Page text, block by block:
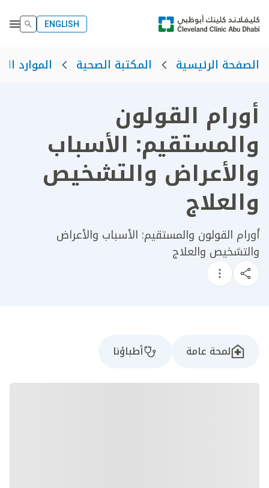
ENGLISH
الصفحة الرئيسية المكتبة الصحية الموارد
أورام القولون
والمستقيم: الأسباب
والأعراض والتشخيص
والعلاج
أورام القولون والمستقيم: الأسباب والأعراض
والتشخيص والعلاج
لمحة عامة أطباؤنا